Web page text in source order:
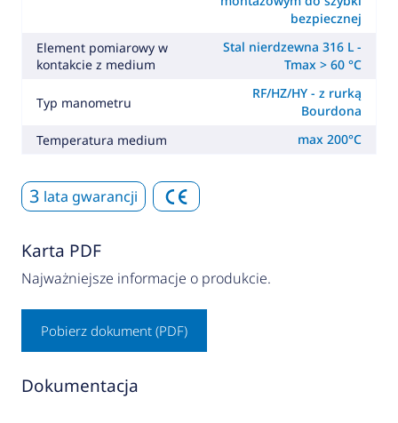
bezpiecznej
Element pomiarowy w
kontakcie z medium
Stal nierdzewna 316 L -
Tmax > 60 °C
Typ manometru
RF/HZ/HY - z rurką
Bourdona
Temperatura medium
max 200°C
3 lata gwarancji
Karta PDF
Najważniejsze informacje o produkcie.
Pobierz dokument (PDF)
Dokumentacja